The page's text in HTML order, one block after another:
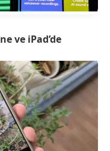
ve iPad’de